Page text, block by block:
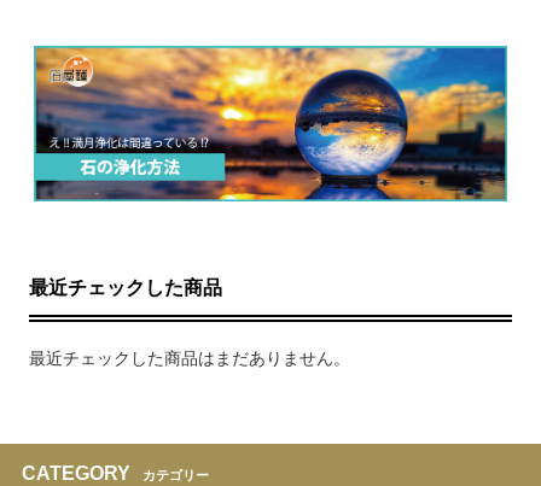
最近チェックした商品
最近チェックした商品はまだありません。
CATEGORY カテゴリー